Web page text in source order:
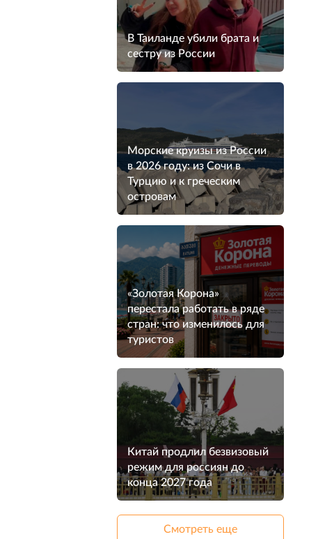
В Таиланде убили брата и
сестру из России
Морские круизы из России
в 2026 году: из Сочи в
Турцию и к греческим
островам
«Золотая Корона»
перестала работать в ряде
стран: что изменилось для
туристов
Китай продлил безвизовый
режим для россиян до
конца 2027 года
Смотреть еще